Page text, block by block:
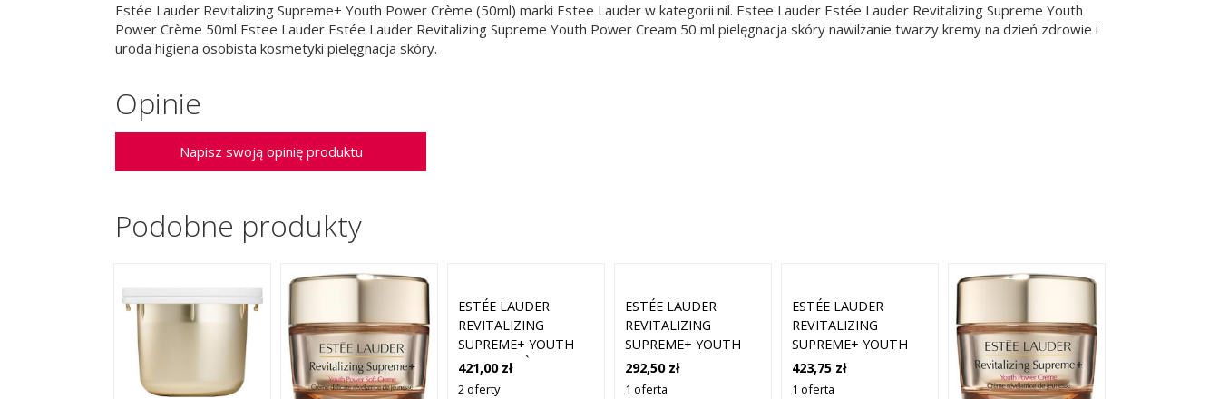
Estée Lauder Revitalizing Supreme+ Youth Power Crème (50ml) marki Estee Lauder w kategorii nil. Estee Lauder Estée Lauder Revitalizing Supreme Youth
Power Crème 50ml Estee Lauder Estée Lauder Revitalizing Supreme Youth Power Cream 50 ml pielęgnacja skóry nawilżanie twarzy kremy na dzień zdrowie i
uroda higiena osobista kosmetyki pielęgnacja skóry.
Opinie
Napisz swoją opinię produktu
Podobne produkty
ESTÉE LAUDER
REVITALIZING
SUPREME+ YOUTH
POWER CRÈME SPF25
50 ML
421,00 zł
2 oferty
ESTÉE LAUDER
REVITALIZING
SUPREME+ YOUTH
POWER SOFT CREME
MOISTURIZER KREMY
292,50 zł
1 oferta
ESTÉE LAUDER
REVITALIZING
SUPREME+ YOUTH
POWER SOFT CREME
MOISTURIZER KREMY
423,75 zł
1 oferta